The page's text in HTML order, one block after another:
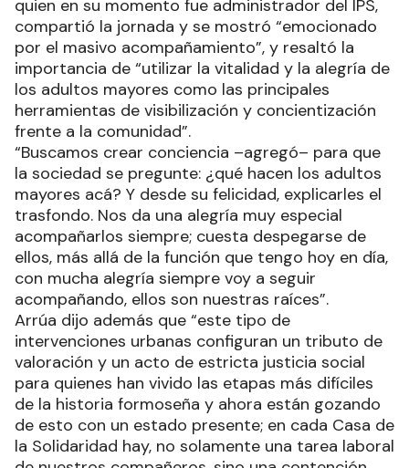
quien en su momento fue administrador del IPS,
compartió la jornada y se mostró “emocionado
por el masivo acompañamiento”, y resaltó la
importancia de “utilizar la vitalidad y la alegría de
los adultos mayores como las principales
herramientas de visibilización y concientización
frente a la comunidad”.
“Buscamos crear conciencia –agregó– para que
la sociedad se pregunte: ¿qué hacen los adultos
mayores acá? Y desde su felicidad, explicarles el
trasfondo. Nos da una alegría muy especial
acompañarlos siempre; cuesta despegarse de
ellos, más allá de la función que tengo hoy en día,
con mucha alegría siempre voy a seguir
acompañando, ellos son nuestras raíces”.
Arrúa dijo además que “este tipo de
intervenciones urbanas configuran un tributo de
valoración y un acto de estricta justicia social
para quienes han vivido las etapas más difíciles
de la historia formoseña y ahora están gozando
de esto con un estado presente; en cada Casa de
la Solidaridad hay, no solamente una tarea laboral